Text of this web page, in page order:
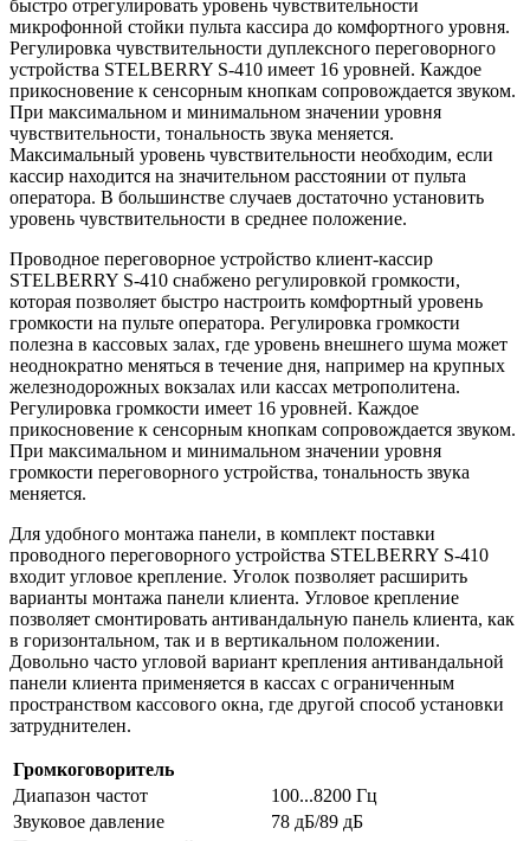
быстро отрегулировать уровень чувствительности
микрофонной стойки пульта кассира до комфортного уровня.
Регулировка чувствительности дуплексного переговорного
устройства STELBERRY S-410 имеет 16 уровней. Каждое
прикосновение к сенсорным кнопкам сопровождается звуком.
При максимальном и минимальном значении уровня
чувствительности, тональность звука меняется.
Максимальный уровень чувствительности необходим, если
кассир находится на значительном расстоянии от пульта
оператора. В большинстве случаев достаточно установить
уровень чувствительности в среднее положение.
Проводное переговорное устройство клиент-кассир
STELBERRY S-410 снабжено регулировкой громкости,
которая позволяет быстро настроить комфортный уровень
громкости на пульте оператора. Регулировка громкости
полезна в кассовых залах, где уровень внешнего шума может
неоднократно меняться в течение дня, например на крупных
железнодорожных вокзалах или кассах метрополитена.
Регулировка громкости имеет 16 уровней. Каждое
прикосновение к сенсорным кнопкам сопровождается звуком.
При максимальном и минимальном значении уровня
громкости переговорного устройства, тональность звука
меняется.
Для удобного монтажа панели, в комплект поставки
проводного переговорного устройства STELBERRY S-410
входит угловое крепление. Уголок позволяет расширить
варианты монтажа панели клиента. Угловое крепление
позволяет смонтировать антивандальную панель клиента, как
в горизонтальном, так и в вертикальном положении.
Довольно часто угловой вариант крепления антивандальной
панели клиента применяется в кассах с ограниченным
пространством кассового окна, где другой способ установки
затруднителен.
Громкоговоритель
Диапазон частот
100...8200 Гц
Звуковое давление
78 дБ/89 дБ